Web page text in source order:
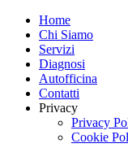
Home
Chi Siamo
Servizi
Diagnosi
Autofficina
Contatti
Privacy
Privacy
Cookie